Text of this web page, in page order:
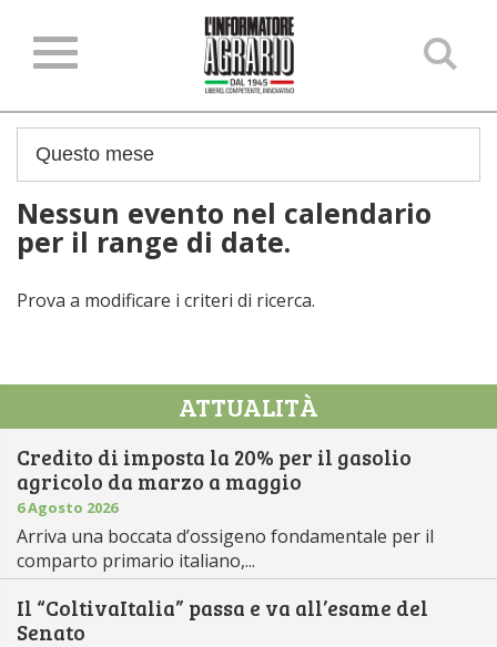
Nessun evento nel calendario
per il range di date.
Prova a modificare i criteri di ricerca.
ATTUALITÀ
Credito di imposta la 20% per il gasolio
agricolo da marzo a maggio
6 Agosto 2026
Arriva una boccata d’ossigeno fondamentale per il
comparto primario italiano,...
Il “ColtivaItalia” passa e va all’esame del
Senato